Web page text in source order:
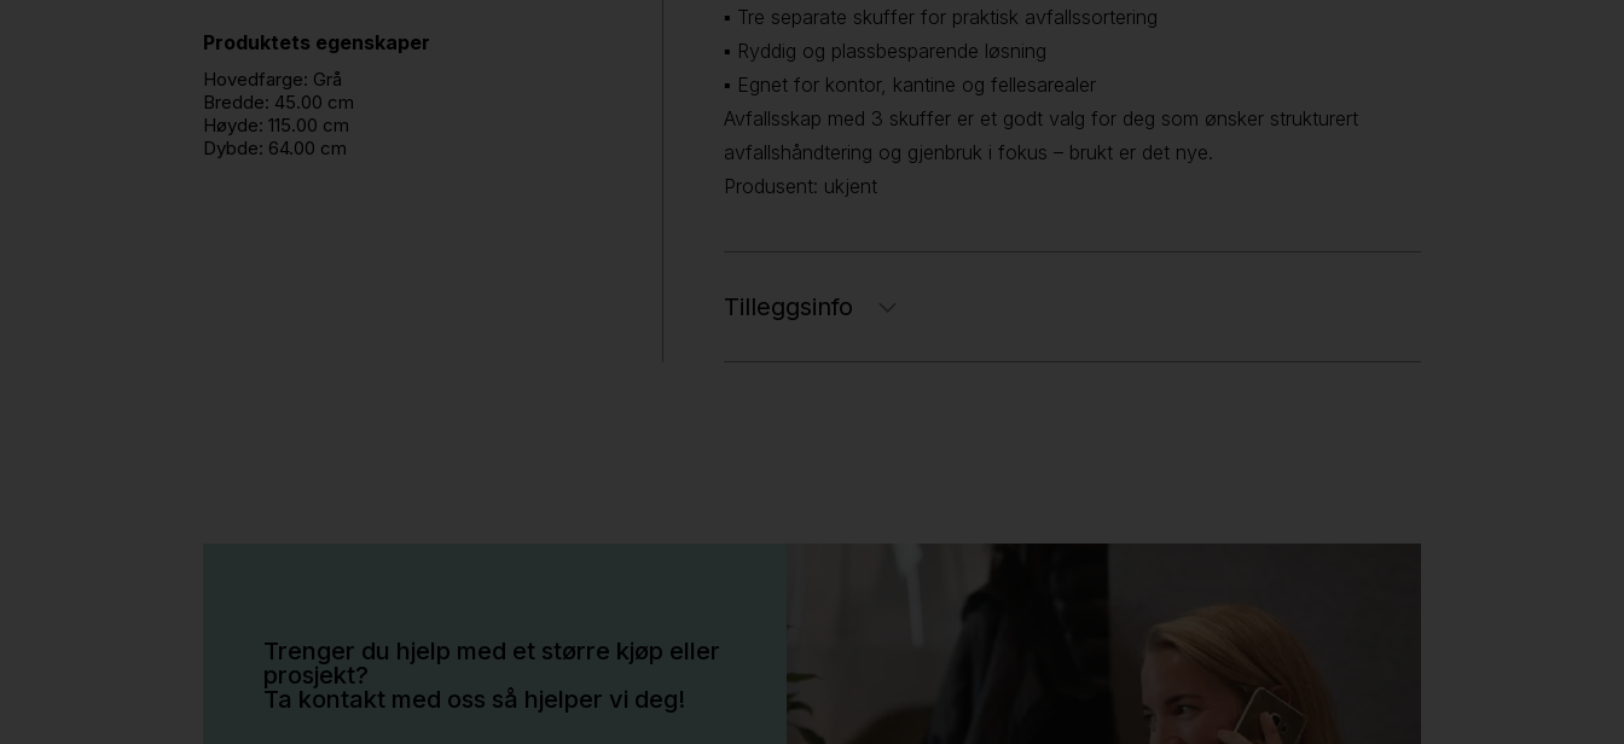
Produktets egenskaper
Hovedfarge: Grå
Bredde: 45.00 cm
Høyde: 115.00 cm
Dybde: 64.00 cm
▪ Tre separate skuffer for praktisk avfallssortering
▪ Ryddig og plassbesparende løsning
▪ Egnet for kontor, kantine og fellesarealer
Avfallsskap med 3 skuffer er et godt valg for deg som ønsker strukturert
avfallshåndtering og gjenbruk i fokus – brukt er det nye.
Produsent: ukjent
Tilleggsinfo
Trenger du hjelp med et større kjøp eller
prosjekt?
Ta kontakt med oss så hjelper vi deg!